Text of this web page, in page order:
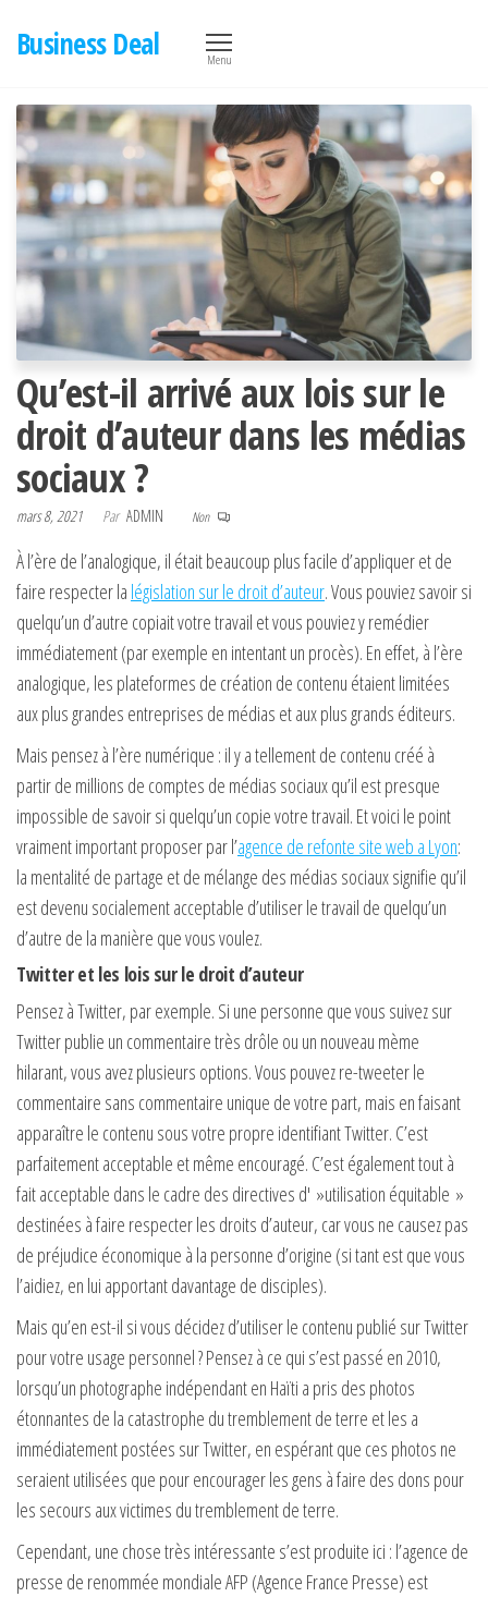
Business Deal Menu
Qu’est-il arrivé aux lois sur le
droit d’auteur dans les médias
sociaux ?
mars 8, 2021 Par ADMIN Non
À l’ère de l’analogique, il était beaucoup plus facile d’appliquer et de
faire respecter la législation sur le droit d’auteur. Vous pouviez savoir si
quelqu’un d’autre copiait votre travail et vous pouviez y remédier
immédiatement (par exemple en intentant un procès). En effet, à l’ère
analogique, les plateformes de création de contenu étaient limitées
aux plus grandes entreprises de médias et aux plus grands éditeurs.
Mais pensez à l’ère numérique : il y a tellement de contenu créé à
partir de millions de comptes de médias sociaux qu’il est presque
impossible de savoir si quelqu’un copie votre travail. Et voici le point
vraiment important proposer par l’agence de refonte site web a Lyon:
la mentalité de partage et de mélange des médias sociaux signifie qu’il
est devenu socialement acceptable d’utiliser le travail de quelqu’un
d’autre de la manière que vous voulez.
Twitter et les lois sur le droit d’auteur
Pensez à Twitter, par exemple. Si une personne que vous suivez sur
Twitter publie un commentaire très drôle ou un nouveau mème
hilarant, vous avez plusieurs options. Vous pouvez re-tweeter le
commentaire sans commentaire unique de votre part, mais en faisant
apparaître le contenu sous votre propre identifiant Twitter. C’est
parfaitement acceptable et même encouragé. C’est également tout à
fait acceptable dans le cadre des directives d' »utilisation équitable »
destinées à faire respecter les droits d’auteur, car vous ne causez pas
de préjudice économique à la personne d’origine (si tant est que vous
l’aidiez, en lui apportant davantage de disciples).
Mais qu’en est-il si vous décidez d’utiliser le contenu publié sur Twitter
pour votre usage personnel ? Pensez à ce qui s’est passé en 2010,
lorsqu’un photographe indépendant en Haïti a pris des photos
étonnantes de la catastrophe du tremblement de terre et les a
immédiatement postées sur Twitter, en espérant que ces photos ne
seraient utilisées que pour encourager les gens à faire des dons pour
les secours aux victimes du tremblement de terre.
Cependant, une chose très intéressante s’est produite ici : l’agence de
presse de renommée mondiale AFP (Agence France Presse) est